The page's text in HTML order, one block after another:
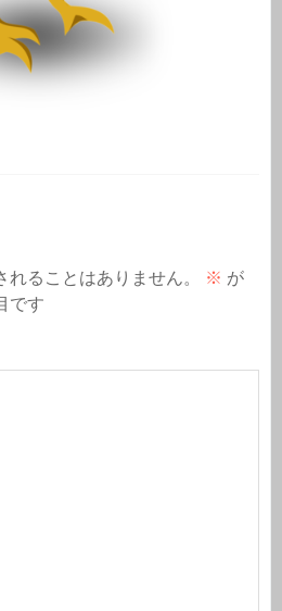
れることはありません。 ※ が
です